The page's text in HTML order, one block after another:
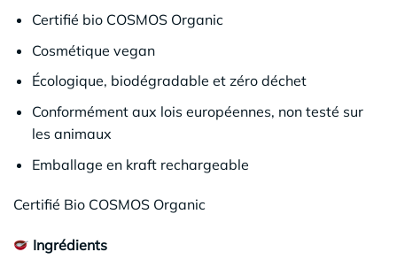
Certifié bio COSMOS Organic
Cosmétique vegan
Écologique, biodégradable et zéro déchet
Conformément aux lois européennes, non testé sur
les animaux
Emballage en kraft rechargeable
Certifié Bio COSMOS Organic
Ingrédients